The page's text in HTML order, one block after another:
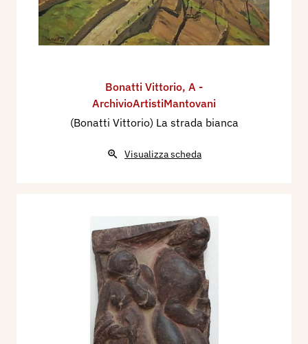
Bonatti Vittorio, A -
ArchivioArtistiMantovani
(Bonatti Vittorio) La strada bianca
Visualizza scheda